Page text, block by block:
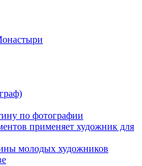
по фотографии
применяет художник для
молодых художников